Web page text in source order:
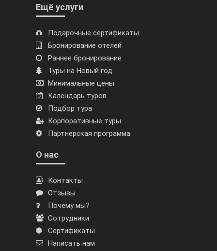
Ещё услуги
Подарочные сертификаты
Бронирование отелей
Раннее бронирование
Туры на Новый год
Минимальные цены
Календарь туров
Подбор тура
Корпоративные туры
Партнерская программа
О нас
Контакты
Отзывы
Почему мы?
Сотрудники
Сертификаты
Написать нам